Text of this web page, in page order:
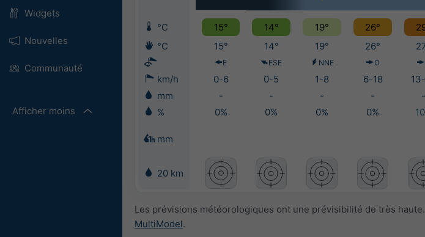
Widgets
Nouvelles
Communauté
Afficher moins
°C 15° 14° 19° 26°
°C
15° 14° 19° 26°
E ESE NNE O
km/h 0-6 0-5 1-8 6-18
mm
- - - - -
%
0% 0% 0% 0%
mm
20 km
Les prévisions météorologiques ont une prévisibilité de très
MultiModel.